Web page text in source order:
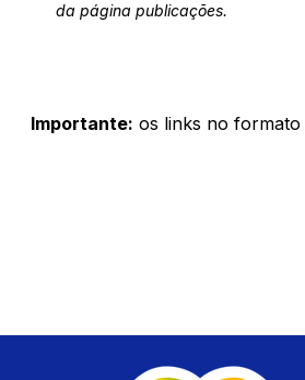
da página publicações.
Importante: os links no formato